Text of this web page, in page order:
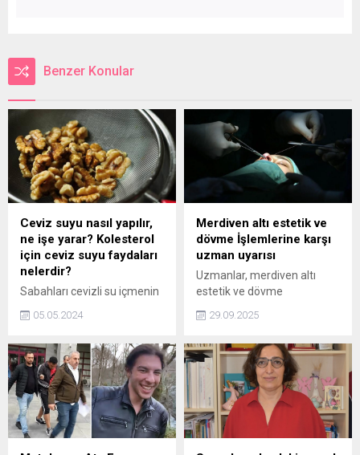
Benzer Konular
Ceviz suyu nasıl yapılır,
ne işe yarar? Kolesterol
için ceviz suyu faydaları
nelerdir?
Sabahları cevizli su içmenin
etkileri göz önünde
kişi aç karnına cevizli su
tüketmeye yöneliyor.
Özellikle Canan Karatay'ın
cevizli suyla ilgili olan
önerileri, ceviz suyu nasıl
yapılır ve faydaları nelerdir
sorularını beraberinde
05.05.2024
Merdiven altı estetik ve
dövme İşlemlerine karşı
uzman uyarısı
Uzmanlar, merdiven altı
estetik ve dövme
alerji ve kalıcı hasar riski
Bakanlığı onaylı ürün ve
sertifikalı merkezler tercih
edilmeli.
29.09.2025